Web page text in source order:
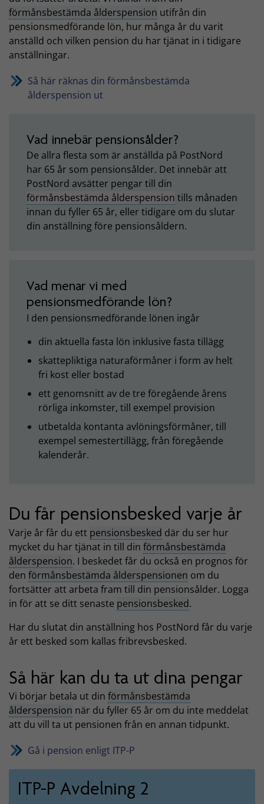
förmånsbestämda ålderspension utifrån din
pensionsmedförande lön, hur många år du varit
anställd och vilken pension du har tjänat in i tidigare
anställningar.
Så här räknas din förmånsbestämda
ålderspension ut
Vad innebär pensionsålder?
De allra flesta som är anställda på PostNord
har 65 år som pensionsålder. Det innebär att
PostNord avsätter pengar till din
förmånsbestämda ålderspension tills månaden
innan du fyller 65 år, eller tidigare om du slutar
din anställning före pensionsåldern.
Vad menar vi med
pensionsmedförande lön?
I den pensionsmedförande lönen ingår
din aktuella fasta lön inklusive fasta tillägg
skattepliktiga naturaförmåner i form av helt
fri kost eller bostad
ett genomsnitt av de tre föregående årens
rörliga inkomster, till exempel provision
utbetalda kontanta avlöningsförmåner, till
exempel semestertillägg, från föregående
kalenderår.
Du får pensionsbesked varje år
Varje år får du ett pensionsbesked där du ser hur
mycket du har tjänat in till din förmånsbestämda
ålderspension. I beskedet får du också en prognos för
den förmånsbestämda ålderspensionen om du
fortsätter att arbeta fram till din pensionsålder. Logga
in för att se ditt senaste pensionsbesked.
Har du slutat din anställning hos PostNord får du varje
år ett besked som kallas fribrevsbesked.
Så här kan du ta ut dina pengar
Vi börjar betala ut din förmånsbestämda
ålderspension när du fyller 65 år om du inte meddelat
att du vill ta ut pensionen från en annan tidpunkt.
Gå i pension enligt ITP-P
ITP-P Avdelning 2